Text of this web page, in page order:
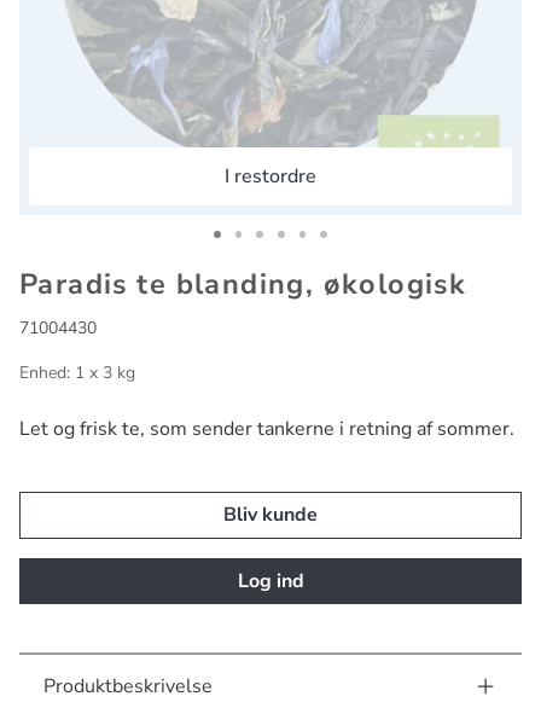
I restordre
Paradis te blanding, økologisk
71004430
Enhed: 1 x 3 kg
Let og frisk te, som sender tankerne i retning af sommer.
Bliv kunde
Log ind
Produktbeskrivelse